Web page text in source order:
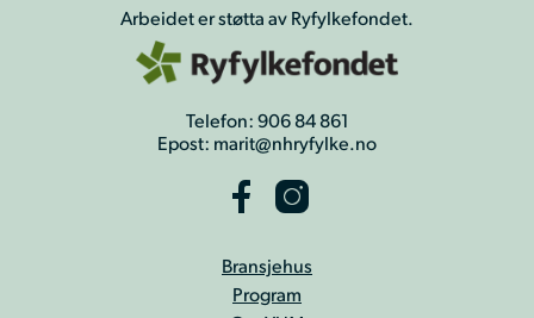
Arbeidet er støtta av Ryfylkefondet.
Telefon: 906 84 861
Epost: marit@nhryfylke.no
Bransjehus
Program